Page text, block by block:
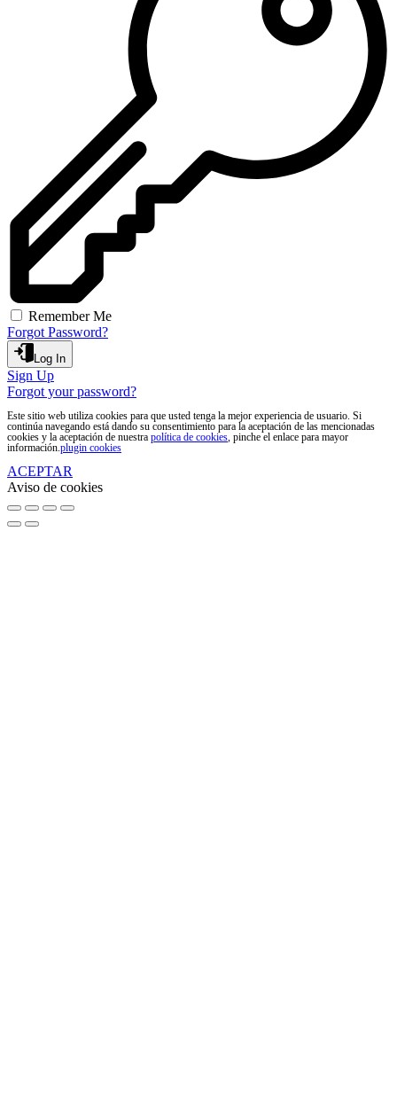
Remember Me
Forgot Password?
Log In
Sign Up
Forgot your password?
Este sitio web utiliza cookies para que usted tenga la mejor experiencia de usuario. Si
continúa navegando está dando su consentimiento para la aceptación de las mencionadas
cookies y la aceptación de nuestra política de cookies, pinche el enlace para mayor
información.plugin cookies
ACEPTAR
Aviso de cookies